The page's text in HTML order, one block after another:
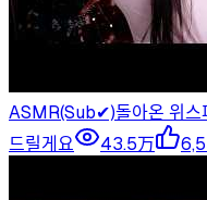
ASMR(Sub✔)돌아온 위스
드릴게요
43.5万